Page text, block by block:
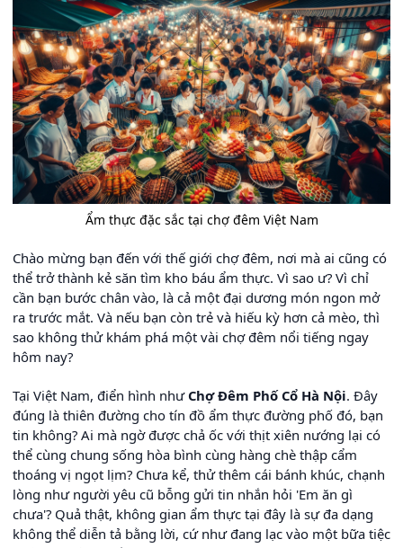
Ẩm thực đặc sắc tại chợ đêm Việt Nam
Chào mừng bạn đến với thế giới chợ đêm, nơi mà ai cũng có
thể trở thành kẻ săn tìm kho báu ẩm thực. Vì sao ư? Vì chỉ
cần bạn bước chân vào, là cả một đại dương món ngon mở
ra trước mắt. Và nếu bạn còn trẻ và hiếu kỳ hơn cả mèo, thì
sao không thử khám phá một vài chợ đêm nổi tiếng ngay
hôm nay?
Tại Việt Nam, điển hình nhưChợ Đêm Phố Cổ Hà Nội. Đây
đúng là thiên đường cho tín đồ ẩm thực đường phố đó, bạn
tin không? Ai mà ngờ được chả ốc với thịt xiên nướng lại có
thể cùng chung sống hòa bình cùng hàng chè thập cẩm
thoáng vị ngọt lịm? Chưa kể, thử thêm cái bánh khúc, chạnh
lòng như người yêu cũ bỗng gửi tin nhắn hỏi 'Em ăn gì
chưa'? Quả thật, không gian ẩm thực tại đây là sự đa dạng
không thể diễn tả bằng lời, cứ như đang lạc vào một bữa tiệc